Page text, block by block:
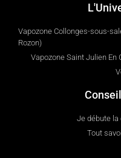
Vapozone Collonges-sous-
Rozon)
Vapozone Saint Julien En
Je débute
Tout